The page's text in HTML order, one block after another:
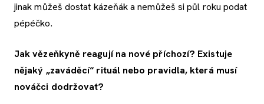
jinak můžeš dostat kázeňák a nemůžeš si půl roku podat
pépéčko.
Jak vězeňkyně reagují na nové příchozí? Existuje
nějaký „zaváděcí“ rituál nebo pravidla, která musí
nováčci dodržovat?